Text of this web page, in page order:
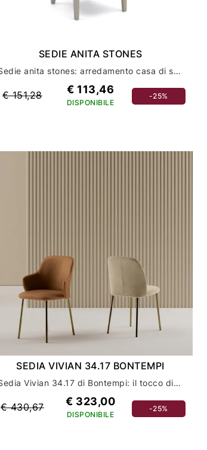
SEDIE ANITA STONES
Sedie anita stones: arredamento casa di stile e comfort
€ 151,28 € 113,46
DISPONIBILE
-25%
SEDIA VIVIAN 34.17 BONTEMPI
Sedia Vivian 34.17 di Bontempi: il tocco di eleganza per il tuo arredamento casa
€ 430,67 € 323,00
DISPONIBILE
-25%